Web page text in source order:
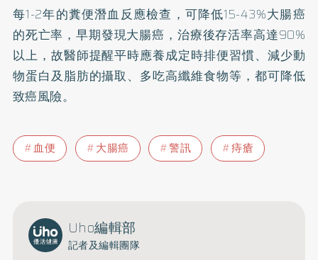
每1-2年的糞便潛血反應檢查，可降低15-43%大腸癌
的死亡率，早期發現大腸癌，治療後存活率高達90%
以上，故醫師提醒平時應養成定時排便習慣、減少動
物蛋白及脂肪的攝取、多吃高纖維食物等，都可降低
致癌風險。
血便 大腸癌 警訊 痔瘡
Uho編輯部
記者及編輯團隊